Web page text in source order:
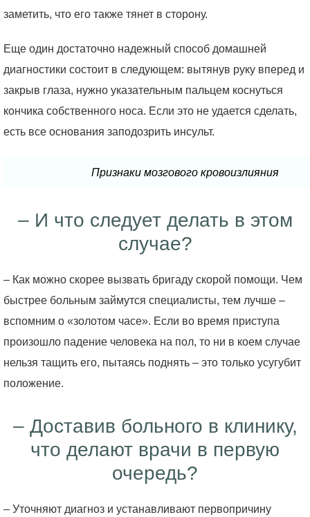
заметить, что его также тянет в сторону.
Еще один достаточно надежный способ домашней
диагностики состоит в следующем: вытянув руку вперед и
закрыв глаза, нужно указательным пальцем коснуться
кончика собственного носа. Если это не удается сделать,
есть все основания заподозрить инсульт.
Признаки мозгового кровоизлияния
– И что следует делать в этом
случае?
– Как можно скорее вызвать бригаду скорой помощи. Чем
быстрее больным займутся специалисты, тем лучше –
вспомним о «золотом часе». Если во время приступа
произошло падение человека на пол, то ни в коем случае
нельзя тащить его, пытаясь поднять – это только усугубит
положение.
– Доставив больного в клинику,
что делают врачи в первую
очередь?
– Уточняют диагноз и устанавливают первопричину